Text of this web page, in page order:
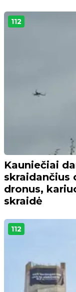
112
Kauniečiai
skraidančius
dronus,
skraidė
112